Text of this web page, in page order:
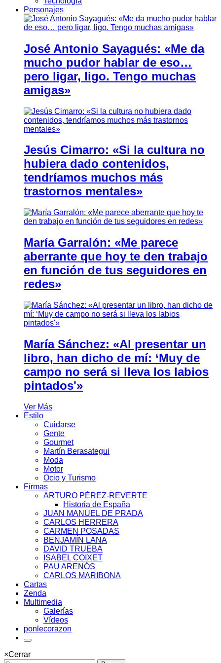
Personajes
José Antonio Sayagués: «Me da
mucho pudor hablar de eso…
pero ligar, ligo. Tengo muchas
amigas»
Jesús Cimarro: «Si la cultura no
hubiera dado contenidos,
tendríamos muchos más
trastornos mentales»
María Garralón: «Me parece
aberrante que hoy te den trabajo
en función de tus seguidores en
redes»
María Sánchez: «Al presentar un
libro, han dicho de mí: ‘Muy de
campo no será si lleva los labios
pintados'»
Ver Más
Estilo
Cuidarse
Gente
Gourmet
Martín Berasategui
Moda
Motor
Ocio y Turismo
Firmas
ARTURO PÉREZ-REVERTE
Historia de España
JUAN MANUEL DE PRADA
CARLOS HERRERA
CARMEN POSADAS
BENJAMÍN LANA
DAVID TRUEBA
ISABEL COIXET
PAU ARENÓS
CARLOS MARIBONA
Cartas
Zenda
Multimedia
Galerías
Vídeos
ponlecorazon
×Cerrar